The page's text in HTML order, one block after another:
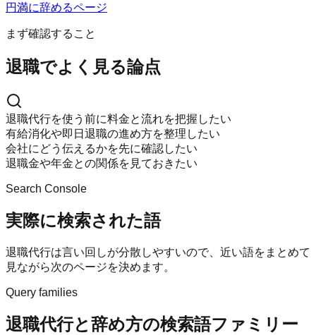
円満に辞めるページ
まず確認すること
退職でよく見る論点
退職代行を使う前に料金と流れを把握したい
有給消化や即日退職の進め方を整理したい
会社にどう伝えるかを先に確認したい
退職金や年金との関係を見ておきたい
Search Console
実際に検索された語
退職代行は言い回しが分散しやすいので、近い語をまとめて
見ながら次のページを決めます。
Query families
退職代行と辞め方の検索語ファミリー